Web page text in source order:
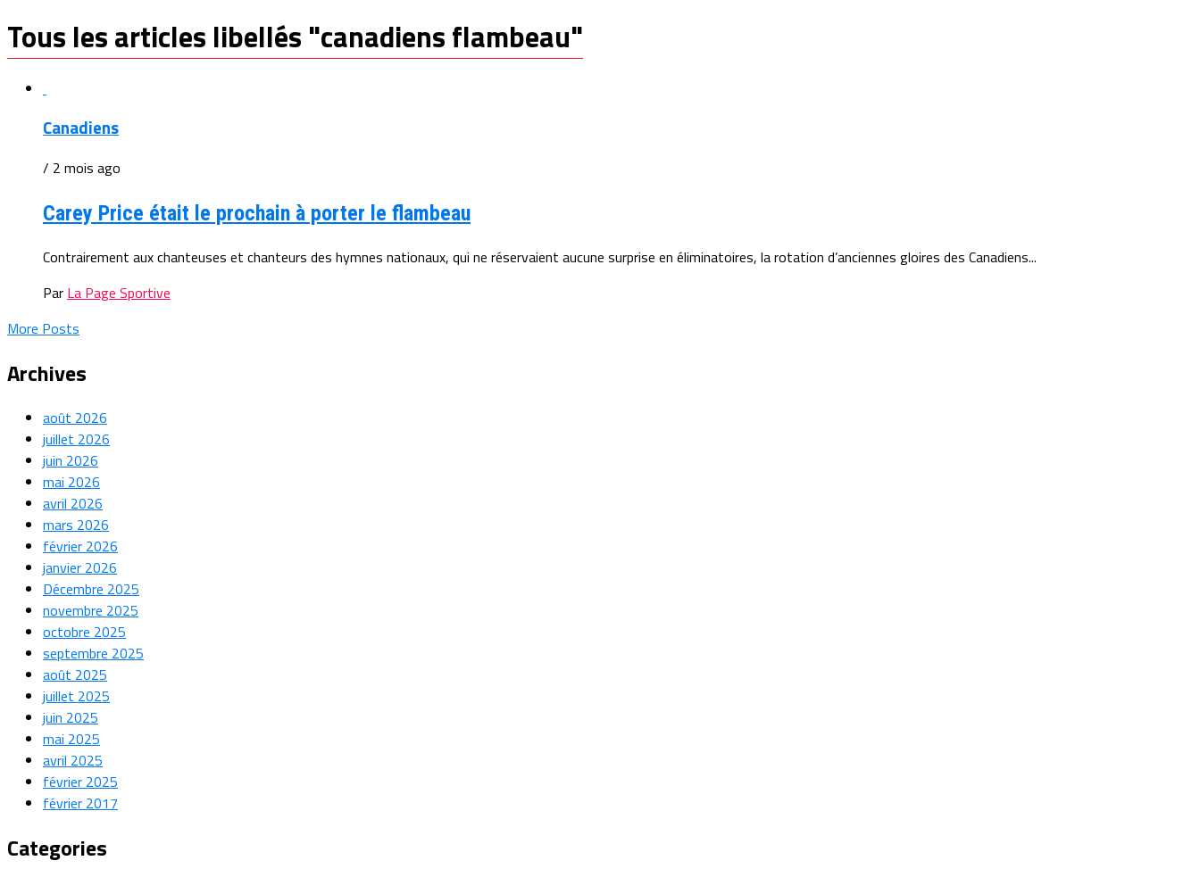
Tous les articles libellés "canadiens flambeau"
Canadiens
/ 2 mois ago
Carey Price était le prochain à porter le flambeau
Contrairement aux chanteuses et chanteurs des hymnes nationaux, qui ne réservaient aucune surprise en éliminatoires, la rotation d’anciennes gloires des Canadiens...
Par La Page Sportive
More Posts
Archives
août 2026
juillet 2026
juin 2026
mai 2026
avril 2026
mars 2026
février 2026
janvier 2026
Décembre 2025
novembre 2025
octobre 2025
septembre 2025
août 2025
juillet 2025
juin 2025
mai 2025
avril 2025
février 2025
février 2017
Categories